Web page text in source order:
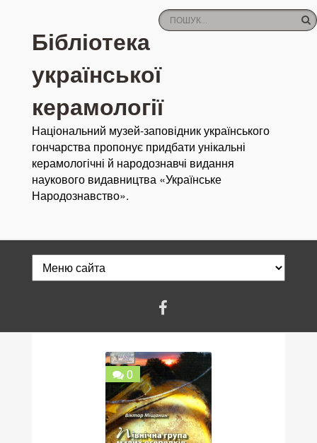
Бібліотека
української
керамології
Національний музей-заповідник українського
гончарства пропонує придбати унікальні
керамологічні й народознавчі видання
наукового видавництва «Українське
Народознавство».
0